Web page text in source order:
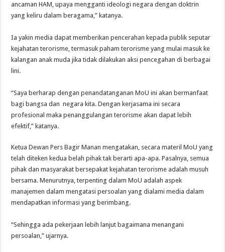
ancaman HAM, upaya mengganti ideologi negara dengan doktrin
yang keliru dalam beragama,” katanya.
Ia yakin media dapat memberikan pencerahan kepada publik seputar
kejahatan terorisme, termasuk paham terorisme yang mulai masuk ke
kalangan anak muda jika tidak dilakukan aksi pencegahan di berbagai
lini.
“Saya berharap dengan penandatanganan MoU ini akan bermanfaat
bagi bangsa dan negara kita. Dengan kerjasama ini secara
profesional maka penanggulangan terorisme akan dapat lebih
efektif,” katanya.
Ketua Dewan Pers Bagir Manan mengatakan, secara materil MoU yang
telah diteken kedua belah pihak tak berarti apa-apa. Pasalnya, semua
pihak dan masyarakat bersepakat kejahatan terorisme adalah musuh
bersama. Menurutnya, terpenting dalam MoU adalah aspek
manajemen dalam mengatasi persoalan yang dialami media dalam
mendapatkan informasi yang berimbang.
“Sehingga ada pekerjaan lebih lanjut bagaimana menangani
persoalan,” ujarnya.